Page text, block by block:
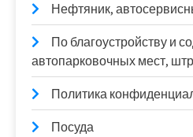
Нефтяник,
По благоустройству и
автопарковочных мест,
Политика
Посуда